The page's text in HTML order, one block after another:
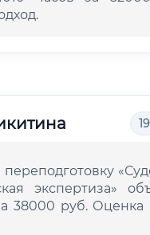
экспертиза»
38000 руб. Оценка